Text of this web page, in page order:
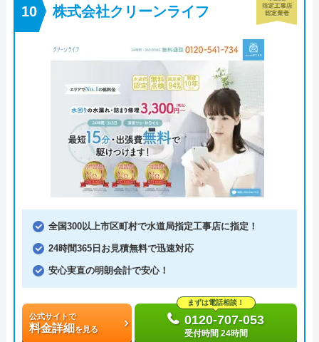
株式会社クリーンライフ
全国300以上市区町村で水道局指定工事店に指定！
24時間365日お見積無料で迅速対応
安心実直の明朗会計で安心！
公式サイトで
料金詳細を見る
まずは電話相談！
0120-707-053
受付時間 24時間